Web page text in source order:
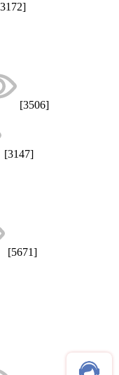
[3506]
[3147]
[5671]